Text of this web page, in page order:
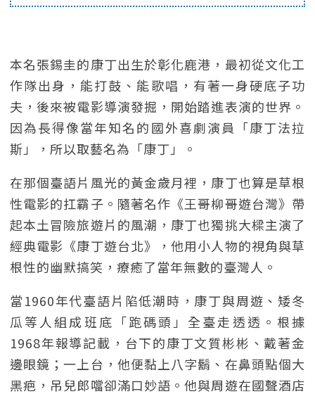
本名張錫圭的康丁出生於彰化鹿港，最初從文化工
作隊出身，能打鼓、能歌唱，有著一身硬底子功
夫，後來被電影導演發掘，開始踏進表演的世界。
因為長得像當年知名的國外喜劇演員「康丁法拉
斯」，所以取藝名為「康丁」。
在那個臺語片風光的黃金歲月裡，康丁也算是草根
性電影的扛霸子。隨著名作《王哥柳哥遊台灣》帶
起本土冒險旅遊片的風潮，康丁也獨挑大樑主演了
經典電影《康丁遊台北》，他用小人物的視角與草
根性的幽默搞笑，療癒了當年無數的臺灣人。
當1960年代臺語片陷低潮時，康丁與周遊、矮冬
瓜等人組成班底「跑碼頭」全臺走透透。根據
1968年報導記載，台下的康丁文質彬彬、戴著金
邊眼鏡；一上台，他便黏上八字鬍、在鼻頭點個大
黑疤，吊兒郎噹卻滿口妙語。他與周遊在國聲酒店